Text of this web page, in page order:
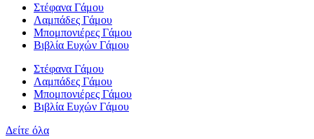
Στέφανα Γάμου
Λαμπάδες Γάμου
Μπομπονιέρες Γάμου
Βιβλία Ευχών Γάμου
Στέφανα Γάμου
Λαμπάδες Γάμου
Μπομπονιέρες Γάμου
Βιβλία Ευχών Γάμου
Δείτε όλα